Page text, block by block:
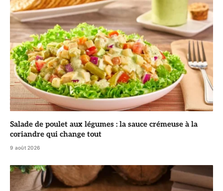
Salade de poulet aux légumes : la sauce crémeuse à la
coriandre qui change tout
9 août 2026